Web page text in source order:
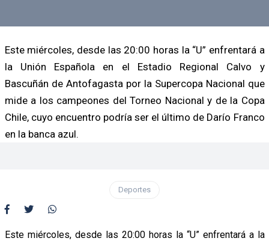
Este miércoles, desde las 20:00 horas la “U” enfrentará a
la Unión Española en el Estadio Regional Calvo y
Bascuñán de Antofagasta por la Supercopa Nacional que
mide a los campeones del Torneo Nacional y de la Copa
Chile, cuyo encuentro podría ser el último de Darío Franco
en la banca azul.
Deportes
Este miércoles, desde las 20:00 horas la “U” enfrentará a la